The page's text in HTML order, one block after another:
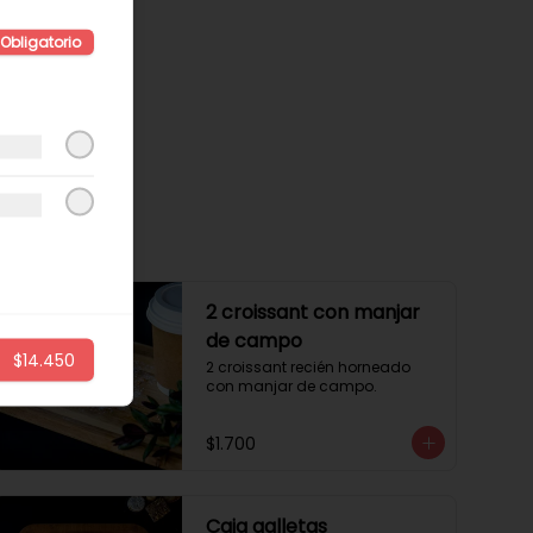
2 croissant con manjar
de campo
2 croissant recién horneado
con manjar de campo.
$1.700
Caja galletas
Obligatorio
$14.450